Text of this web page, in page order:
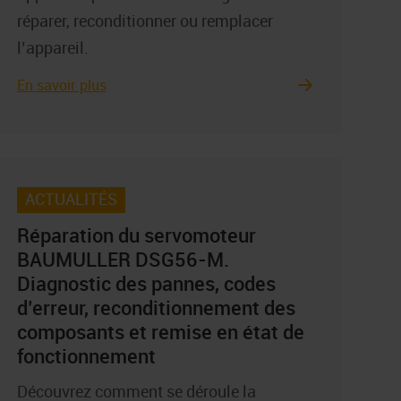
réparer, reconditionner ou remplacer
l’appareil.
En savoir plus
ACTUALITÉS
Réparation du servomoteur
BAUMULLER DSG56-M.
Diagnostic des pannes, codes
d’erreur, reconditionnement des
composants et remise en état de
fonctionnement
Découvrez comment se déroule la